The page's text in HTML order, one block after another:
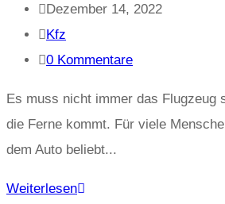
Dezember 14, 2022
Kfz
0 Kommentare
Es muss nicht immer das Flugzeug
die Ferne kommt. Für viele
dem Auto beliebt...
Weiterlesen